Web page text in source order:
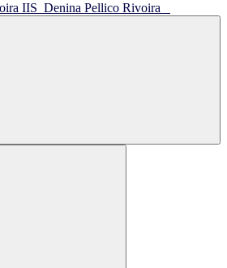
IIS Denina Pellico Rivoira